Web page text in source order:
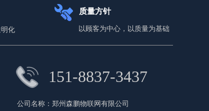
公司名称： 郑州森鹏物联网有限公司
化 以顾客为中心，以质量为基础
质量方针
151-8837-3437